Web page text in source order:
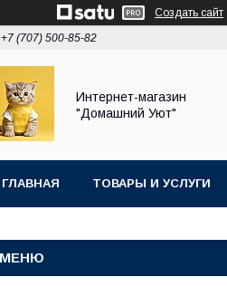
Создать сайт
+7 (707) 500-85-82
Интернет-магазин
"Домашний Уют"
ГЛАВНАЯ ТОВАРЫ И УСЛУГИ